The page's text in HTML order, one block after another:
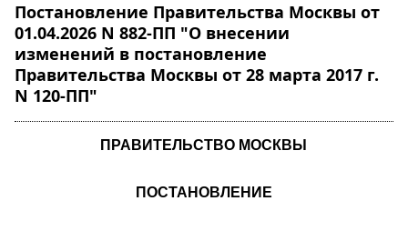
Постановление Правительства Москвы от
01.04.2026 N 882-ПП "О внесении
изменений в постановление
Правительства Москвы от 28 марта 2017 г.
N 120-ПП"
ПРАВИТЕЛЬСТВО МОСКВЫ
ПОСТАНОВЛЕНИЕ